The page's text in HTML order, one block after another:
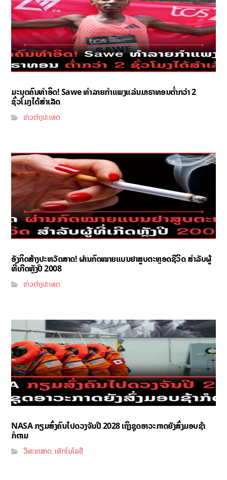
ມະນຸດຄົນທຳອິດ! Sawe ທຳລາຍກຳແພງແລ່ນມາຣາທອນຕ່ຳກວ່າ 2
ຊົ່ວໂມງໄດ້ສຳເລັດ
ຂ່າວຕ່າງປະເທດ
ອັງກິດສ້າງປະຫວັດສາດ! ຜ່ານກົດໝາຍແບນຢາສູບຕະຫຼອດຊີວິດ ສຳລັບຜູ້
ທີ່ເກີດຫຼັງປີ 2008
ຂ່າວຕ່າງປະເທດ
NASA ກຽມສົ່ງຄົນໄປດວງຈັນປີ 2028 ເຖິງຊຸດອາວະກາດຍັງສົ່ງມອບຊ້າ
ກໍຕາມ
ວິທະຍາສາດ,ເທັກໂນໂລຢີ